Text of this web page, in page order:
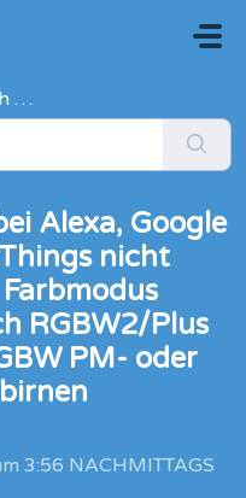
Alexa, Google
nicht
RGBW2/Plus
PM- oder
3:56 NACHMITTAGS